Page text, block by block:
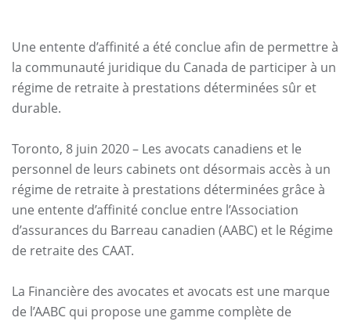
Une entente d’affinité a été conclue afin de permettre à
la communauté juridique du Canada de participer à un
régime de retraite à prestations déterminées sûr et
durable.
Toronto, 8 juin 2020 – Les avocats canadiens et le
personnel de leurs cabinets ont désormais accès à un
régime de retraite à prestations déterminées grâce à
une entente d’affinité conclue entre l’Association
d’assurances du Barreau canadien (AABC) et le Régime
de retraite des CAAT.
La Financière des avocates et avocats est une marque
de l’AABC qui propose une gamme complète de